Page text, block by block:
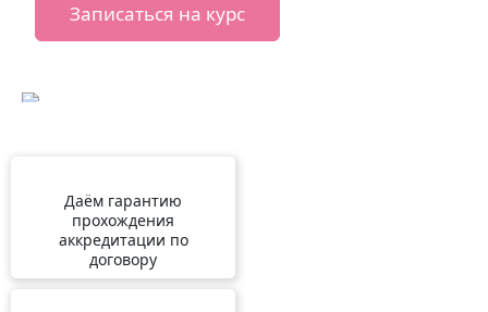
Записаться на курс
Даём гарантию
прохождения
аккредитации по
договору